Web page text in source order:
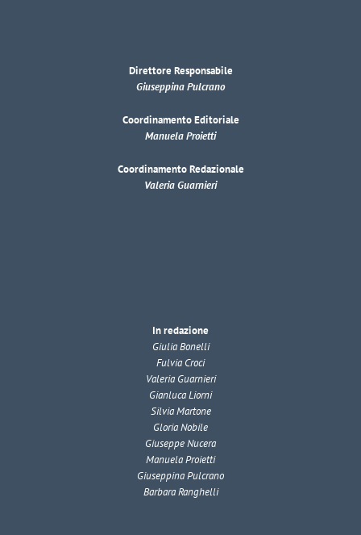
Direttore Responsabile
Giuseppina Pulcrano
Coordinamento Editoriale
Manuela Proietti
Coordinamento Redazionale
Valeria Guarnieri
In redazione
Giulia Bonelli
Fulvia Croci
Valeria Guarnieri
Gianluca Liorni
Silvia Martone
Gloria Nobile
Giuseppe Nucera
Manuela Proietti
Giuseppina Pulcrano
Barbara Ranghelli